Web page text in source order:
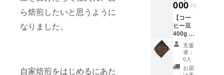
ら焙煎したいと思うように
なりました。
自家焙煎をはじめるにあた
000 円
【コー
ヒー豆
400g ×
5種類】
当店が
焙煎・
厳選し
た400g
支援
者：
0人
お届